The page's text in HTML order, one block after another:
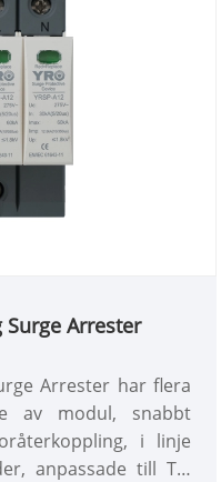
Surge Arrester
Arrester har flera
av modul, snabbt
i linje
anpassade till TT-